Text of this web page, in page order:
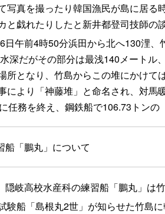
写真を撮ったり韓国漁民が島に居
と戯れたりしたと新井都登司技師の
午前4時50分浜田から北へ130浬
深だがその部分は最浅140メート
所となり、竹島からこの堆にかけ
により「神藤堆」と命名され、対
任務を終え、鋼鉄船で106.73トン
船「鵬丸」について
岐高校水産科の練習船「鵬丸」は
験船「島根丸2世」が知らせた竹島